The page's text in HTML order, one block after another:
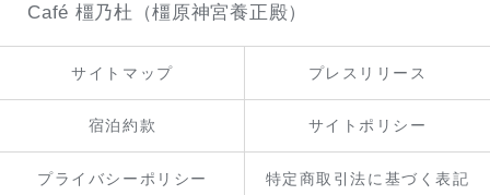
Café 橿乃杜（橿原神宮養正殿）
サイトマップ プレスリリース
宿泊約款 サイトポリシー
プライバシーポリシー 特定商取引法に基づく表記